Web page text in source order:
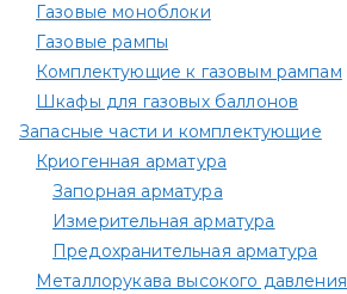
Газовые моноблоки
Газовые рампы
Комплектующие к газовым рампам​
Шкафы для газовых баллонов
Запасные части и комплектующие
Криогенная арматура
Запорная арматура
Измерительная арматура
Предохранительная арматура
Металлорукава высокого давления